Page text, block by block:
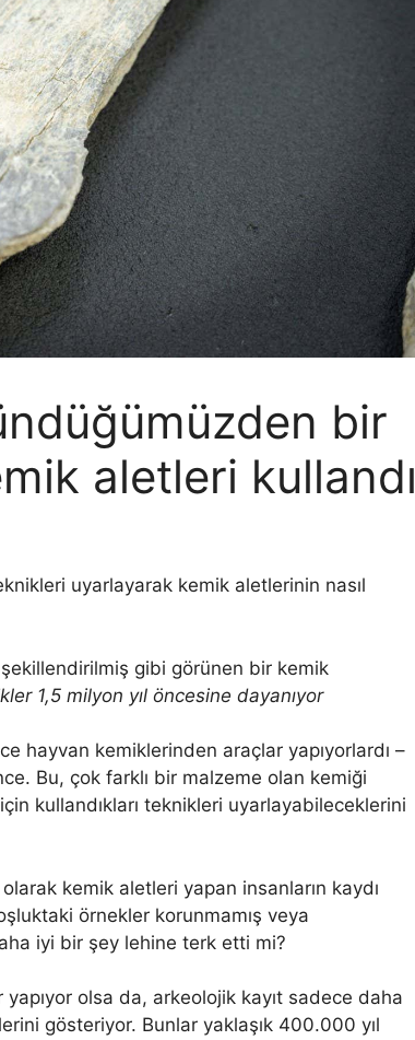
bir
aletleri kullandı
uyarlayarak kemik aletlerinin nasıl
1,5 milyon yıl öncesine dayanıyor
hayvan kemiklerinden araçlar yapıyorlardı –
Bu, çok farklı bir malzeme olan kemiği
kullandıkları teknikleri uyarlayabileceklerini
kemik aletleri yapan insanların kaydı
örnekler korunmamış veya
iyi bir şey lehine terk etti mi?
olsa da, arkeolojik kayıt sadece daha
gösteriyor. Bunlar yaklaşık 400.000 yıl